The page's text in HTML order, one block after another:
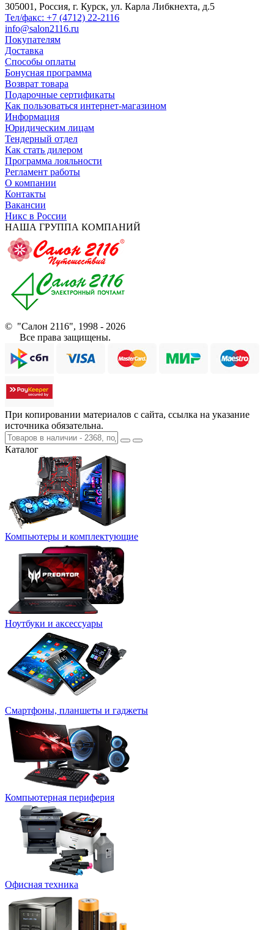
305001, Россия, г. Курск, ул. Карла Либкнехта, д.5
Тел/факс: +7 (4712) 22-2116
info@salon2116.ru
Покупателям
Доставка
Способы оплаты
Бонусная программа
Возврат товара
Подарочные сертификаты
Как пользоваться интернет-магазином
Информация
Юридическим лицам
Тендерный отдел
Как стать дилером
Программа лояльности
Регламент работы
О компании
Контакты
Вакансии
Никс в России
НАША ГРУППА КОМПАНИЙ
© "Салон 2116", 1998 - 2026
Все права защищены.
При копировании материалов с сайта, ссылка на указание
источника обязательна.
Каталог
Компьютеры и комплектующие
Ноутбуки и аксессуары
Смартфоны, планшеты и гаджеты
Компьютерная периферия
Офисная техника